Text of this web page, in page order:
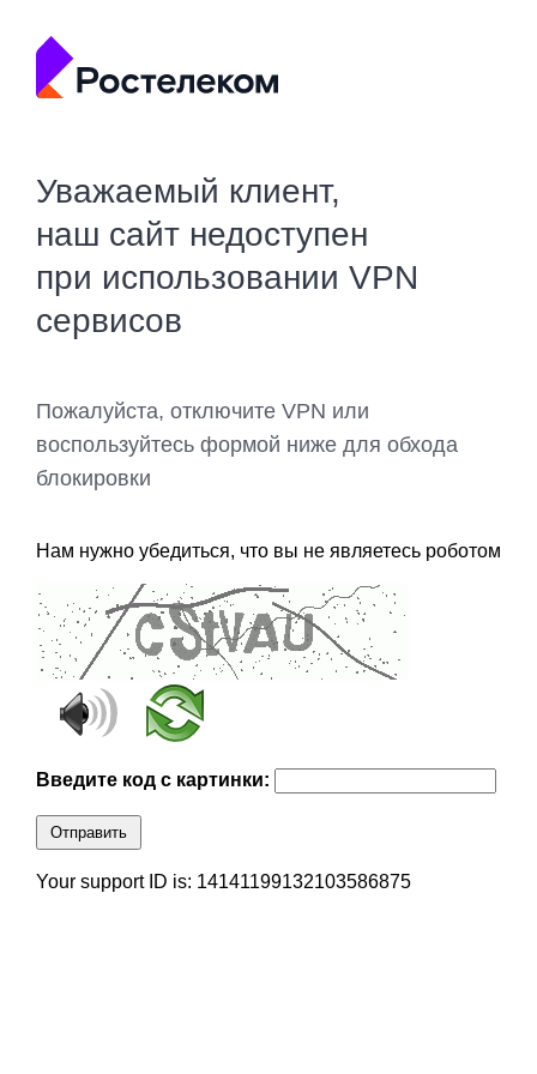
Уважаемый клиент,
наш сайт недоступен
при использовании VPN
сервисов
Пожалуйста, отключите VPN или
воспользуйтесь формой ниже для обхода
блокировки
Нам нужно убедиться, что вы не являетесь роботом
Введите код с картинки:
Отправить
Your support ID is: 14141199132103586875